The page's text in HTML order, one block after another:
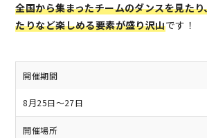
全国から集まったチームのダンスを見た
たりなど楽しめる要素が盛り沢山です！
開催期間
8月25日～27日
開催場所